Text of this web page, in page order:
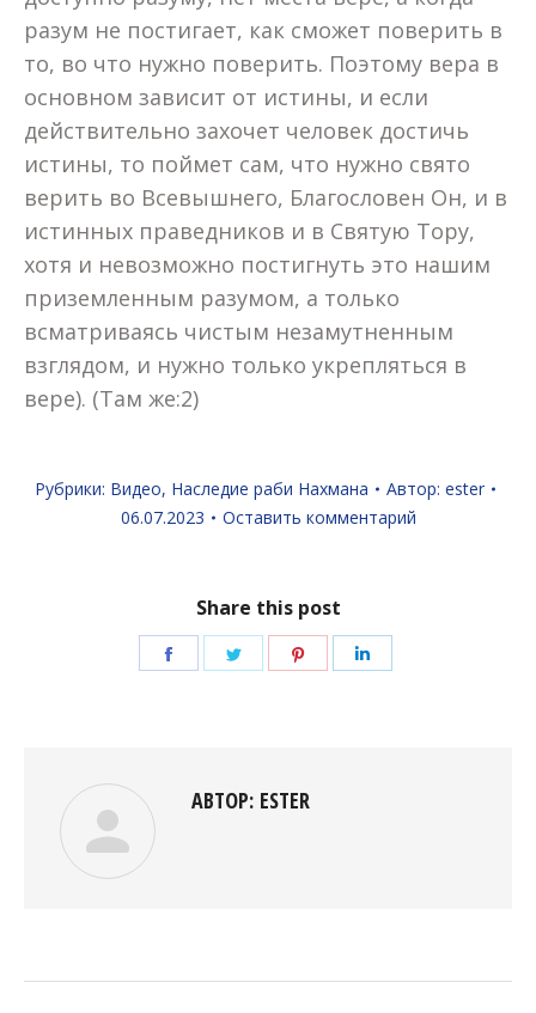
разум не постигает, как сможет поверить в
то, во что нужно поверить. Поэтому вера в
основном зависит от истины, и если
действительно захочет человек достичь
истины, то поймет сам, что нужно свято
верить во Всевышнего, Благословен Он, и в
истинных праведников и в Святую Тору,
хотя и невозможно постигнуть это нашим
приземленным разумом, а только
всматриваясь чистым незамутненным
взглядом, и нужно только укрепляться в
вере). (Там же:2)
Рубрики: Видео, Наследие раби Нахмана Автор: ester
06.07.2023
Оставить комментарий
Share this post
ПоделитьсяПоделитьсяПоделиться
АВТОР: ESTER